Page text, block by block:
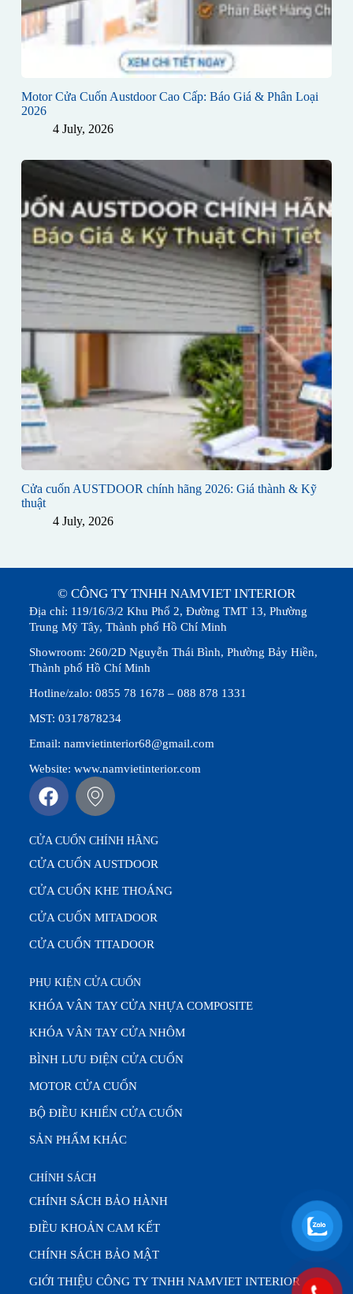
Motor Cửa Cuốn Austdoor Cao Cấp: Báo Giá & Phân Loại
2026
4 July, 2026
Cửa cuốn AUSTDOOR chính hãng 2026: Giá thành & Kỹ
thuật
4 July, 2026
© CÔNG TY TNHH NAMVIET INTERIOR
Địa chỉ: 119/16/3/2 Khu Phố 2, Đường TMT 13, Phường
Trung Mỹ Tây, Thành phố Hồ Chí Minh
Showroom: 260/2D Nguyễn Thái Bình, Phường Bảy Hiền,
Thành phố Hồ Chí Minh
Hotline/zalo: 0855 78 1678 – 088 878 1331
MST: 0317878234
Email: namvietinterior68@gmail.com
Website: www.namvietinterior.com
CỬA CUỐN CHÍNH HÃNG
CỬA CUỐN AUSTDOOR
CỬA CUỐN KHE THOÁNG
CỬA CUỐN MITADOOR
CỬA CUỐN TITADOOR
PHỤ KIỆN CỬA CUỐN
KHÓA VÂN TAY CỬA NHỰA COMPOSITE
KHÓA VÂN TAY CỬA NHÔM
BÌNH LƯU ĐIỆN CỬA CUỐN
MOTOR CỬA CUỐN
BỘ ĐIỀU KHIỂN CỬA CUỐN
SẢN PHẨM KHÁC
CHÍNH SÁCH
CHÍNH SÁCH BẢO HÀNH
ĐIỀU KHOẢN CAM KẾT
CHÍNH SÁCH BẢO MẬT
GIỚI THIỆU CÔNG TY TNHH NAMVIET INTERIOR